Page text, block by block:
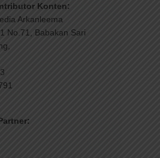
Konten:
Arkanleema
No.71, Babakan Sari